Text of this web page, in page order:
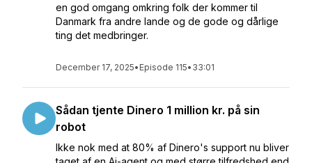
en god omgang omkring folk der kommer til
Danmark fra andre lande og de gode og dårlige
ting det medbringer.
December 17, 2025• Episode 115• 33:01
Sådan tjente Dinero 1 million kr. på sin
robot
Ikke nok med at 80% af Dinero's support nu bliver